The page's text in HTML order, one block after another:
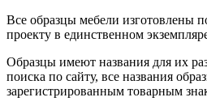
Все образцы мебели изготовлены
проекту в единственном
Образцы имеют названия для их
поиска по сайту, все названия
зарегистрированным товарным